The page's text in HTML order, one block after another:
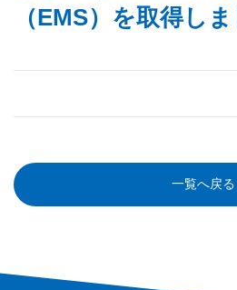
（EMS）を取得しま
一覧へ戻る